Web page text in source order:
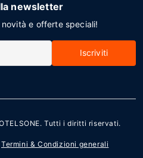
newsletter
novità e offerte speciali!
Iscriviti
. Tutti i diritti riservati.
Termini & Condizioni generali